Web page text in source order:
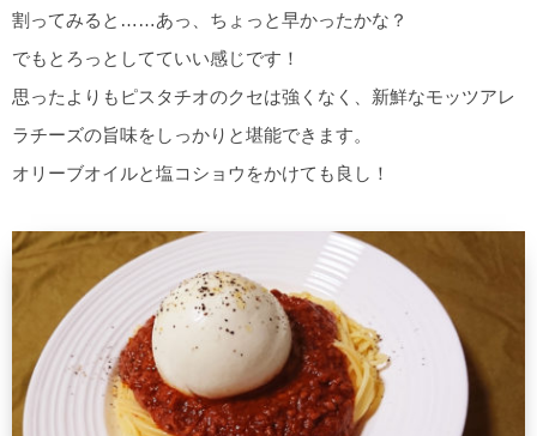
割ってみると……あっ、ちょっと早かったかな？
でもとろっとしてていい感じです！
思ったよりもピスタチオのクセは強くなく、新鮮なモッツアレ
ラチーズの旨味をしっかりと堪能できます。
オリーブオイルと塩コショウをかけても良し！